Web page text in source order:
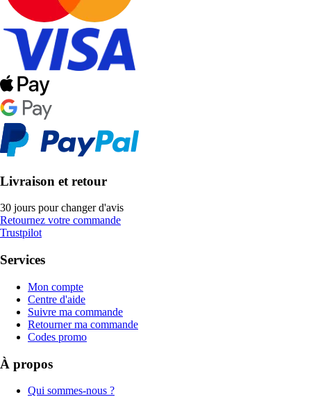
Livraison et retour
30 jours pour changer d'avis
Retournez votre commande
Trustpilot
Services
Mon compte
Centre d'aide
Suivre ma commande
Retourner ma commande
Codes promo
À propos
Qui sommes-nous ?